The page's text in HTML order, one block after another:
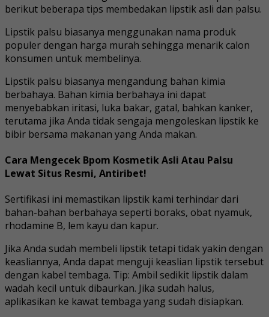
berikut beberapa tips membedakan lipstik asli dan palsu.
Lipstik palsu biasanya menggunakan nama produk
populer dengan harga murah sehingga menarik calon
konsumen untuk membelinya.
Lipstik palsu biasanya mengandung bahan kimia
berbahaya. Bahan kimia berbahaya ini dapat
menyebabkan iritasi, luka bakar, gatal, bahkan kanker,
terutama jika Anda tidak sengaja mengoleskan lipstik ke
bibir bersama makanan yang Anda makan.
Cara Mengecek Bpom Kosmetik Asli Atau Palsu
Lewat Situs Resmi, Antiribet!
Sertifikasi ini memastikan lipstik kami terhindar dari
bahan-bahan berbahaya seperti boraks, obat nyamuk,
rhodamine B, lem kayu dan kapur.
Jika Anda sudah membeli lipstik tetapi tidak yakin dengan
keasliannya, Anda dapat menguji keaslian lipstik tersebut
dengan kabel tembaga. Tip: Ambil sedikit lipstik dalam
wadah kecil untuk dibaurkan. Jika sudah halus,
aplikasikan ke kawat tembaga yang sudah disiapkan.